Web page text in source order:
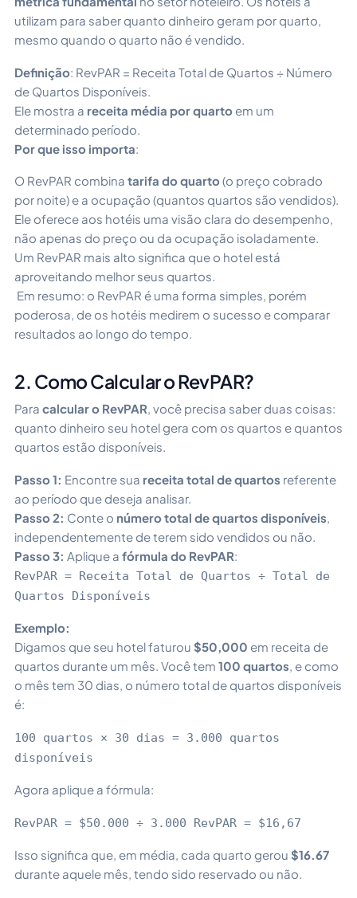
utilizam para saber quanto dinheiro geram por quarto,
mesmo quando o quarto não é vendido.
Definição: RevPAR = Receita Total de Quartos ÷ Número
de Quartos Disponíveis.
Ele mostra a receita média por quarto em um
determinado período.
Por que isso importa:
O RevPAR combina tarifa do quarto (o preço cobrado
por noite) e a ocupação (quantos quartos são vendidos).
Ele oferece aos hotéis uma visão clara do desempenho,
não apenas do preço ou da ocupação isoladamente.
Um RevPAR mais alto significa que o hotel está
aproveitando melhor seus quartos.
Em resumo: o RevPAR é uma forma simples, porém
poderosa, de os hotéis medirem o sucesso e comparar
resultados ao longo do tempo.
2. Como Calcular o RevPAR?
Para calcular o RevPAR, você precisa saber duas coisas:
quanto dinheiro seu hotel gera com os quartos e quantos
quartos estão disponíveis.
Passo 1: Encontre sua receita total de quartos referente
ao período que deseja analisar.
Passo 2: Conte o número total de quartos disponíveis
independentemente de terem sido vendidos ou não.
Passo 3: Aplique a fórmula do RevPAR:
RevPAR = Receita Total de Quartos ÷ Total de
Quartos Disponíveis
Exemplo:
Digamos que seu hotel faturou $50,000 em receita de
quartos durante um mês. Você tem 100 quartos, e como
o mês tem 30 dias, o número total de quartos disponíveis
é:
100 quartos × 30 dias = 3.000 quartos
disponíveis
Agora aplique a fórmula:
RevPAR = $50.000 ÷ 3.000 RevPAR = $16,67
Isso significa que, em média, cada quarto gerou $16.67
durante aquele mês, tendo sido reservado ou não.